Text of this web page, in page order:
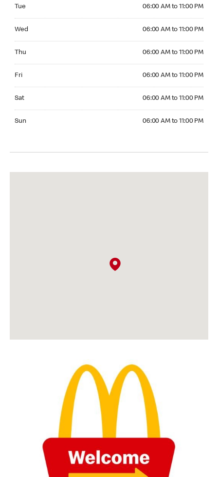
Tue 06:00 AM to 11:00 PM
Wed 06:00 AM to 11:00 PM
Thu 06:00 AM to 11:00 PM
Fri 06:00 AM to 11:00 PM
Sat 06:00 AM to 11:00 PM
Sun 06:00 AM to 11:00 PM